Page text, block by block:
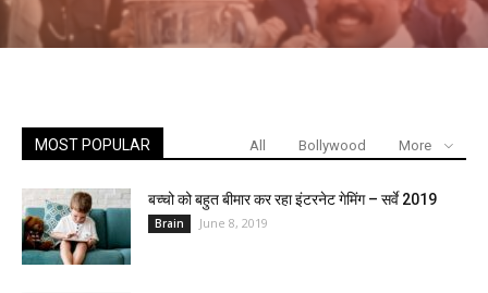
MOST POPULAR All Bollywood More
बच्चो को बहुत बीमार कर रहा इंटरनेट गेमिंग – सर्वे 2019
Brain June 8, 2019